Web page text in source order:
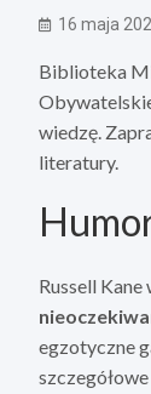
16 maja
Biblioteka
wiedzę.
literatury.
Russell
egzotyczne